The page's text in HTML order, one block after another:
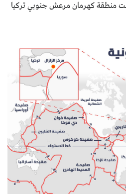
منطقة كهرمان مرعش جنوبي تركيا